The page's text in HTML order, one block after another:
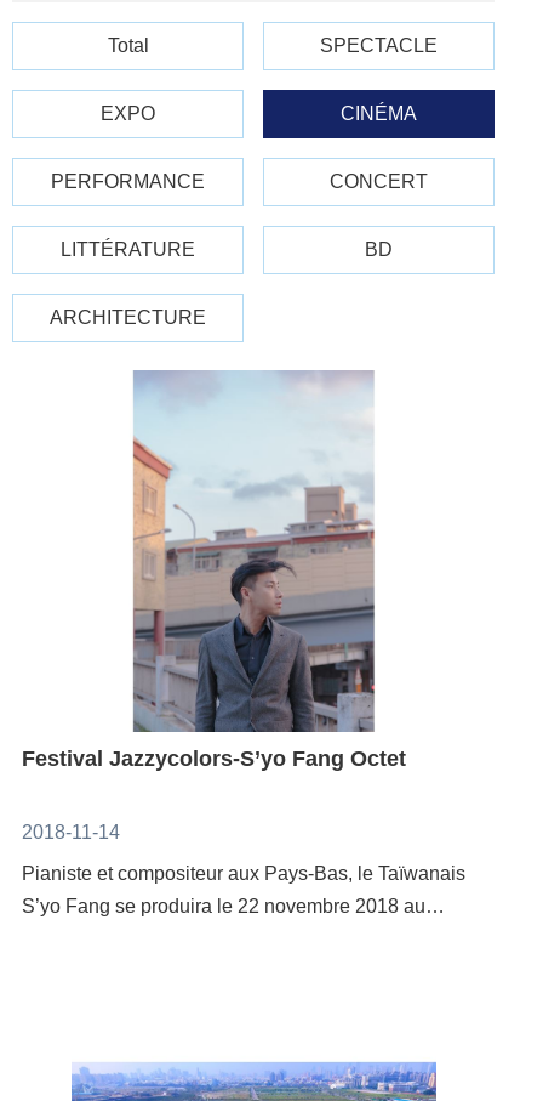
Total SPECTACLE
EXPO CINÉMA
PERFORMANCE CONCERT
LITTÉRATURE BD
ARCHITECTURE
Festival Jazzycolors-S’yo Fang Octet
2018-11-14
Pianiste et compositeur aux Pays-Bas, le Taïwanais
S’yo Fang se produira le 22 novembre 2018 au
comme pianiste et comme compositeur. En 2017, il